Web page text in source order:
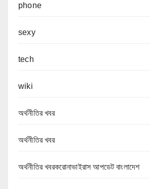
phone
sexy
tech
wiki
অর্থনীতির খবর
অর্থনীতির খবর
অর্থনীতির খবরকরোনাভাইরাস আপডেট বাংলাদেশ